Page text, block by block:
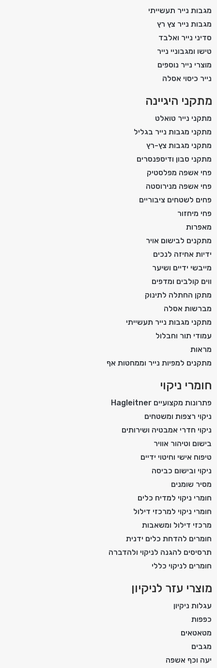
מגבות נייר תעשייתי
מגבות נייר צץ רץ
סדיני נייר ואלבד
טישו ומגבוניי נייר
מוצרי נייר נוספים
נייר כיסוי אסלה
מתקני היגיינה
מתקני נייר טואלט
מתקני מגבות נייר בגליל
מתקני מגבות צץ-רץ
מתקני סבון ודיספנסרים
פחי אשפה מפלסטיק
פחי אשפה מנירוסטה
פחים לשטחים ציבוריים
פחי מיחזור
מאפרות
מתקנים לבישום אויר
ידיות אחיזה לנכים
מייבשי ידיים ושיער
ווים קולבים ומדפים
מתקן החתלה לתינוק
מברשות אסלה
מתקני מגבות נייר תעשייתי
עמודי תור וחבלול
מראות
מתקנים למפיות נייר וממחטות אף
חומרי ניקוי
פתרונות מקצועיים Hagleitner
ניקוי רצפות ומשטחים
ניקוי חדרי אמבטיה ושירותים
בישום וטיהור אוויר
טיפוח אישי וחיטוי ידיים
ניקוי ובישום כביסה
מסיר שומנים
חומרי ניקוי למדיח כלים
חומרי ניקוי למרכזי דילול
מרכזי דילול ומשאבות
חומרים להדחת כלים ידנית
תרסיסים להגנה לניקוי ולהדברה
חומרים לניקוי כללי
מוצרי עזר לניקיון
עגלות ניקיון
כפפות
מטאטאים
מגבים
יעה וכף אשפה